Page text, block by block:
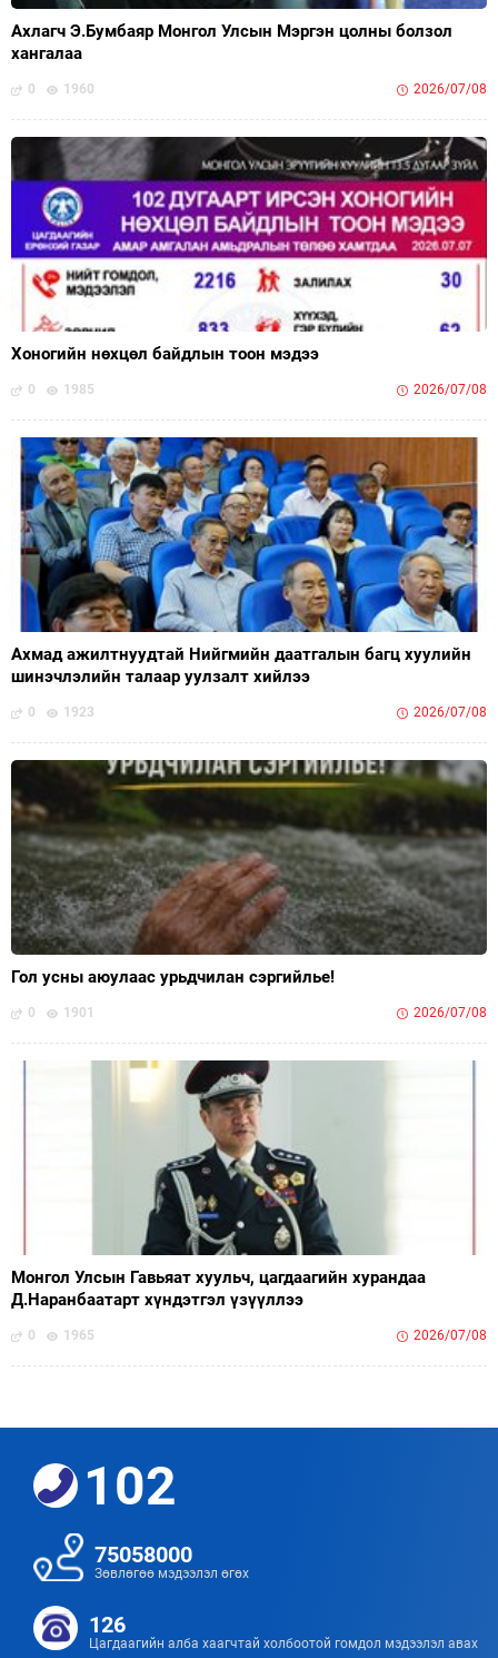
Ахлагч Э.Бумбаяр Монгол Улсын Мэргэн цолны болзол
хангалаа
0 1960 2026/07/08
Хоногийн нөхцөл байдлын тоон мэдээ
0 1985 2026/07/08
Ахмад ажилтнуудтай Нийгмийн даатгалын багц хуулийн
шинэчлэлийн талаар уулзалт хийлээ
0 1923 2026/07/08
Гол усны аюулаас урьдчилан сэргийлье!
0 1901 2026/07/08
Монгол Улсын Гавьяат хуульч, цагдаагийн хурандаа
Д.Наранбаатарт хүндэтгэл үзүүллээ
0 1965 2026/07/08
102
75058000
Зөвлөгөө мэдээлэл өгөх
126
Цагдаагийн алба хаагчтай холбоотой гомдол мэдээлэл авах